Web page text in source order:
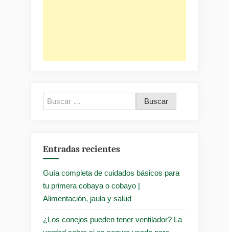
Buscar:
Entradas recientes
Guía completa de cuidados básicos para
tu primera cobaya o cobayo |
Alimentación, jaula y salud
¿Los conejos pueden tener ventilador? La